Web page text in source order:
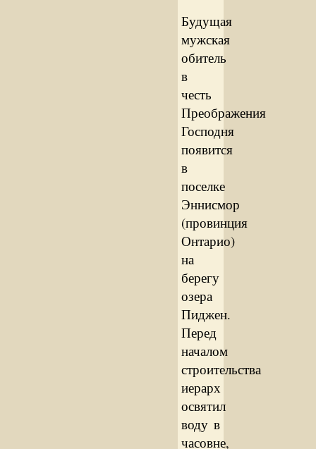
Будущая
мужская
обитель
в
честь
Преображения
Господня
появится
в
поселке
Эннисмор
(провинция
Онтарио)
на
берегу
озера
Пиджен.
Перед
началом
строительства
иерарх
освятил
воду в
часовне,